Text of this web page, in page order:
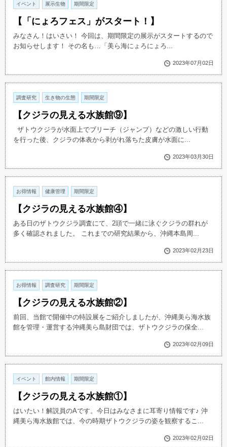
イベント 展示生物 期間限定
【「にょろフェス」がスタート！】
みなさん！はいさい！ 今回は、期間限定の展示がスタートするので
お知らせします！ その名も…「美ら海にょろにょろ...
2023年07月02日
調査研究 生き物の生態 期間限定
【クジラの見える水族館⑨】
ザトウクジラが水面上でブリーチ（ジャンプ）などの激しい行動
を行った後、クジラの体表から剥がれ落ちた皮膚が水面に...
2023年03月30日
お得情報 健康管理 期間限定
【クジラの見える水族館④】
ある日のザトウクジラ調査にて、2頭で一緒に泳ぐクジラの群れが
多く確認されました。 これまでの研究結果から、沖縄本島周...
2023年02月23日
お得情報 調査研究 期間限定
【クジラの見える水族館②】
前回、当館で開催中の特設展をご紹介しましたが、沖縄美ら海水族
館を管理・運営する沖縄美ら島財団では、ザトウクジラの保全...
2023年02月09日
イベント 館内情報 期間限定
【クジラの見える水族館①】
はいたい！解説員のAです。今日はみなさまに耳寄り情報です♪ 沖
縄美ら海水族館では、今の時期ザトウクジラの姿を観察するこ...
2023年02月02日